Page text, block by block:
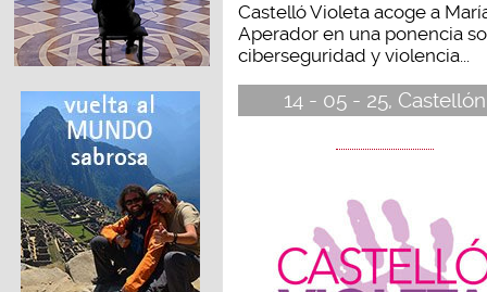
Castelló Violeta acoge a
Aperador en una ponencia
ciberseguridad y violencia...
14 - 05 - 25, Castellón